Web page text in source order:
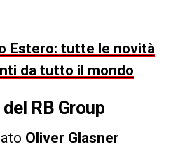
Estero: tutte le novità
da tutto il mondo
RB Group
Oliver Glasner